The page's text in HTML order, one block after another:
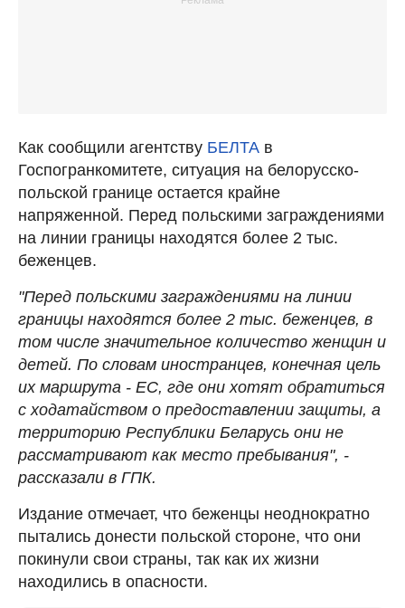
Как сообщили агентству БЕЛТА в
Госпогранкомитете, ситуация на белорусско-
польской границе остается крайне
напряженной. Перед польскими заграждениями
на линии границы находятся более 2 тыс.
беженцев.
"Перед польскими заграждениями на линии
границы находятся более 2 тыс. беженцев, в
том числе значительное количество женщин и
детей. По словам иностранцев, конечная цель
их маршрута - ЕС, где они хотят обратиться
с ходатайством о предоставлении защиты, а
территорию Республики Беларусь они не
рассматривают как место пребывания", -
рассказали в ГПК.
Издание отмечает, что беженцы неоднократно
пытались донести польской стороне, что они
покинули свои страны, так как их жизни
находились в опасности.